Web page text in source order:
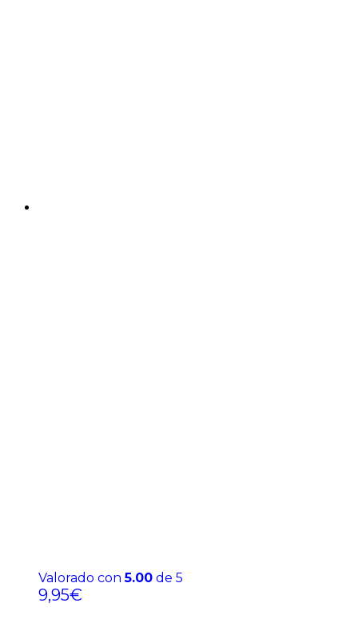
Valorado con5.00 de 5
9,95€